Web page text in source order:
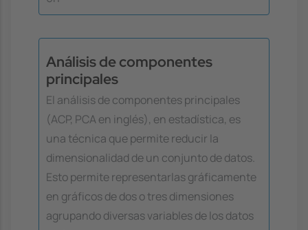
Análisis de componentes
principales
El análisis de componentes principales
(ACP, PCA en inglés), en estadística, es
una técnica que permite reducir la
dimensionalidad de un conjunto de datos.
Esto permite representarlas gráficamente
en gráficos de dos o tres dimensiones
agrupando diversas variables de los datos